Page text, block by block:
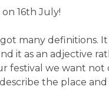
16th July!
many definitions.
it as an adjective
festival we want not
the place and